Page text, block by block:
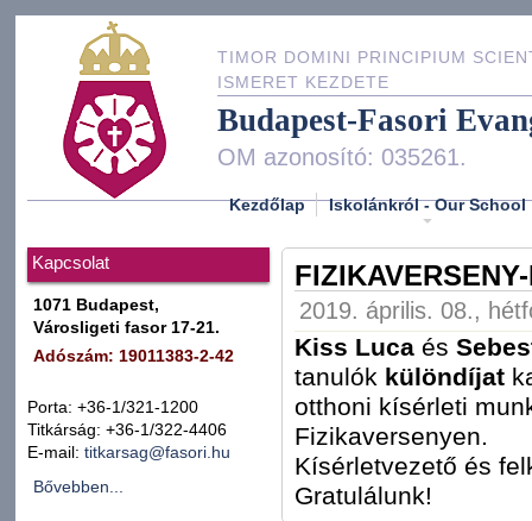
TIMOR DOMINI PRINCIPIUM
ISMERET KEZDETE
Budapest-Fasori
OM azonosító: 035261.
Kezdőlap Iskolánkról - Our School
Kapcsolat
1071 Budapest,
Városligeti fasor 17-21.
Adószám: 19011383-2-42
Porta: +36-1/321-1200
Titkárság: +36-1/322-4406
E-mail: titkarsag@fasori.hu
Bővebben...
2019. április. 08.,
Kiss Luca és
tanulók különdíjat
otthoni kísérleti
Fizikaversenyen.
Kísérletvezető és
Gratulálunk!